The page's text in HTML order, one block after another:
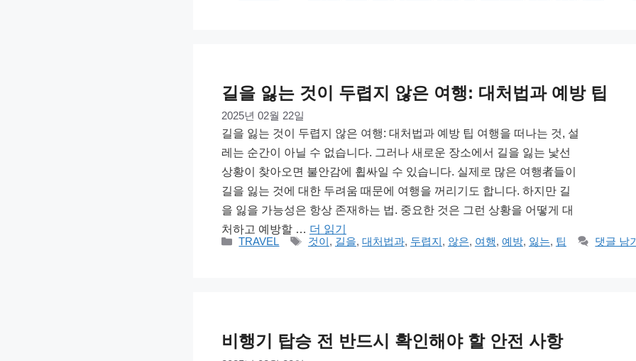
길을 잃는 것이 두렵지 않은 여행: 대처법과 예방 팁
2025년 02월 22일
길을 잃는 것이 두렵지 않은 여행: 대처법과 예방 팁 여행을 떠나는 것, 설
레는 순간이 아닐 수 없습니다. 그러나 새로운 장소에서 길을 잃는 낯선
상황이 찾아오면 불안감에 휩싸일 수 있습니다. 실제로 많은 여행者들이
길을 잃는 것에 대한 두려움 때문에 여행을 꺼리기도 합니다. 하지만 길
을 잃을 가능성은 항상 존재하는 법. 중요한 것은 그런 상황을 어떻게 대
처하고 예방할 … 더 읽기
카
TRAVEL
태
것이, 길을, 대처법과, 두렵지, 않은, 여행, 예방, 잃는, 팁 댓글 남
비행기 탑승 전 반드시 확인해야 할 안전 사항